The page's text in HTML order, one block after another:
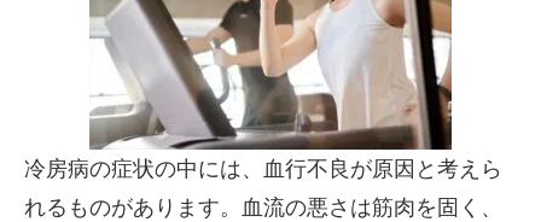
冷房病の症状の中には、血行不良が原因と考えら
れるものがあります。血流の悪さは筋肉を固く、